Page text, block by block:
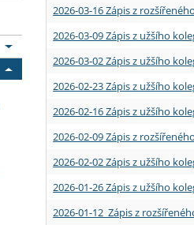
2026-03-16 Zápis z
2026-03-09 Zápis z užšího
2026-03-02 Zápis z užšího
2026-02-23 Zápis z užšího
2026-02-16 Zápis z užšího
2026-02-09 Zápis z
2026-02-02 Zápis z užšího
2026-01-26 Zápis z užšího
2026-01-12 Zápis z